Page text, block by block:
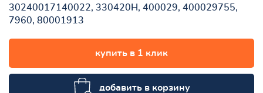
30240017140022, 330420H, 400029, 400029755,
7960, 80001913
купить в 1 клик
добавить в корзину